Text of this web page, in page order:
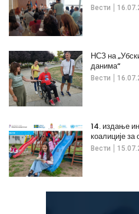
Вести
Вести
НСЗ на
данима“
Вести
14. издање
коалиције